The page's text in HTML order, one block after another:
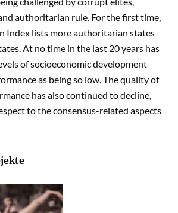
authoritarian rule. For the first time,
Index lists more authoritarian states
At no time in the last 20 years has
of socioeconomic development
as being so low. The quality of
has also continued to decline,
to the consensus-related aspects